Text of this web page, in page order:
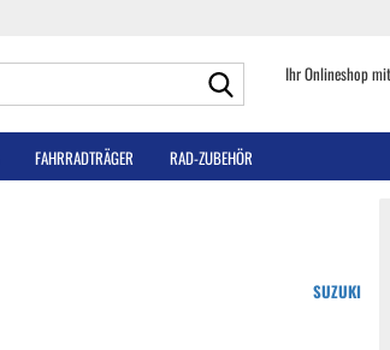
Ihr Onlineshop
FAHRRADTRÄGER RAD-ZUBEHÖR
SUZUKI